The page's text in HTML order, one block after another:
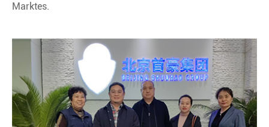
Marktes.